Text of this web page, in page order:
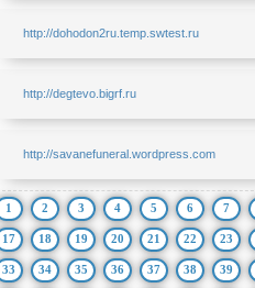
http://dohodon2ru.temp.swtest.ru
http://degtevo.bigrf.ru
http://savanefuneral.wordpress.com
1 2 3 4 5 6 7
17 18 19 20 21 22 23
33 34 35 36 37 38 39